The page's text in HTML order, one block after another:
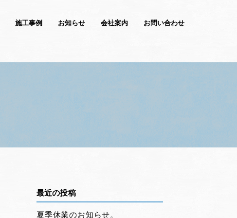
施工事例 お知らせ 会社案内 お問い合わせ
最近の投稿
夏季休業のお知らせ。